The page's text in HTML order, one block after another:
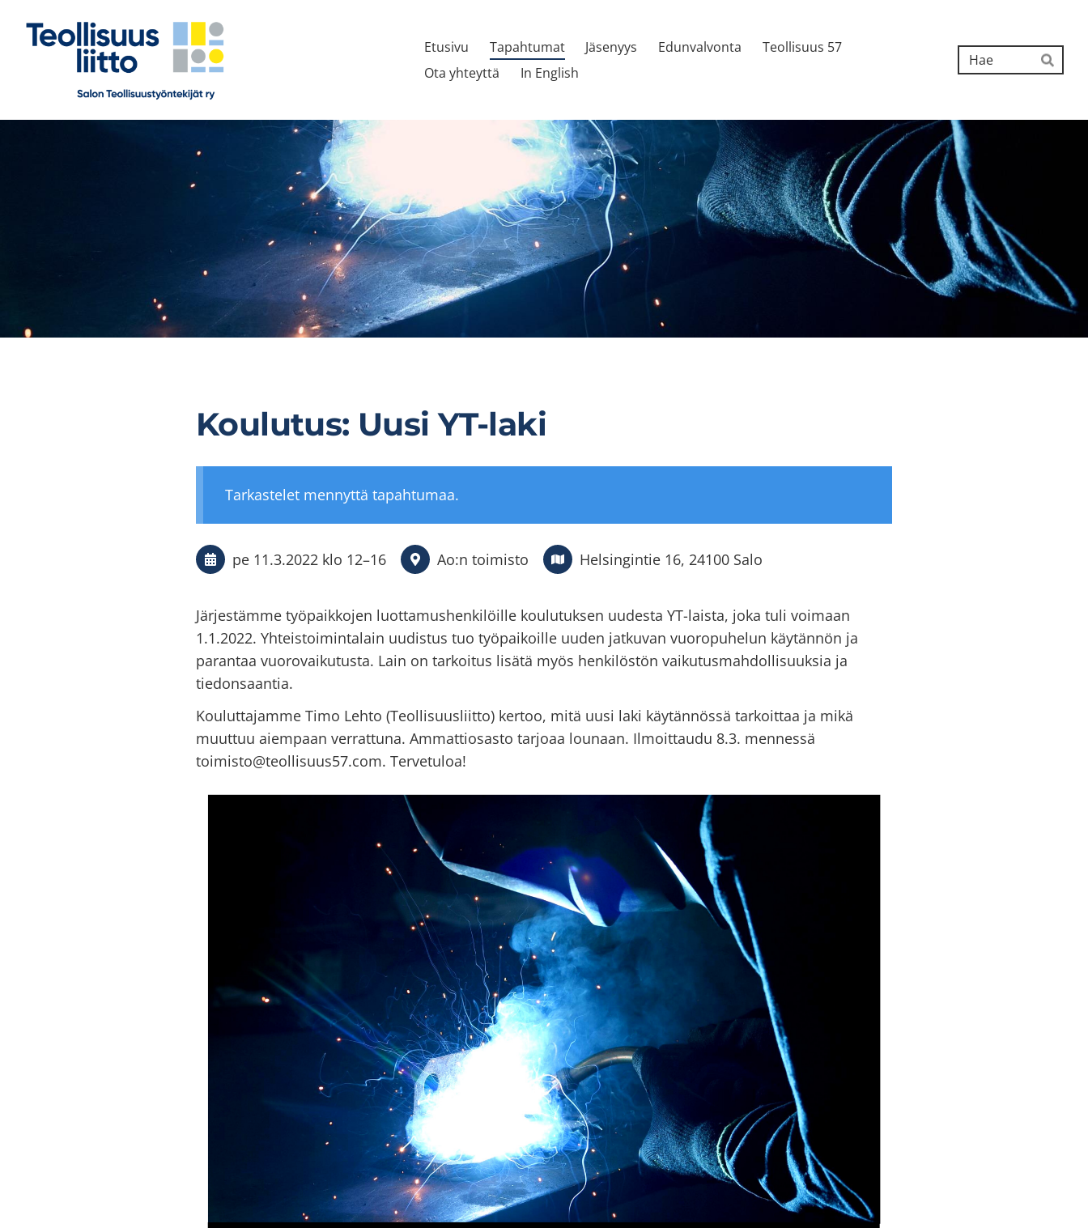
Siirry
sivun
Salon Teollisuustyöntekijät ry
Etusivu Tapahtumat Jäsenyys Edunvalvonta
Teollisuus 57
Ota yhteyttä
In English Hae
Koulutus: Uusi YT-laki
Tarkastelet mennyttä tapahtumaa.
pe 11.3.2022 klo 12–16 Ao:n toimisto Helsingintie 16, 24100 Salo
Järjestämme työpaikkojen luottamushenkilöille koulutuksen uudesta YT-laista, joka tuli voimaan
1.1.2022. Yhteistoimintalain uudistus tuo työpaikoille uuden jatkuvan vuoropuhelun käytännön ja
parantaa vuorovaikutusta. Lain on tarkoitus lisätä myös henkilöstön vaikutusmahdollisuuksia ja
tiedonsaantia.
Kouluttajamme Timo Lehto (Teollisuusliitto) kertoo, mitä uusi laki käytännössä tarkoittaa ja mikä
muuttuu aiempaan verrattuna. Ammattiosasto tarjoaa lounaan. Ilmoittaudu 8.3. mennessä
toimisto@teollisuus57.com. Tervetuloa!